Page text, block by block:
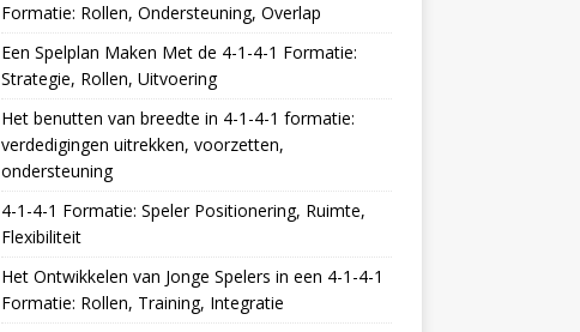
Formatie: Rollen, Ondersteuning, Overlap
Een Spelplan Maken Met de 4-1-4-1 Formatie:
Strategie, Rollen, Uitvoering
Het benutten van breedte in 4-1-4-1 formatie:
verdedigingen uitrekken, voorzetten,
ondersteuning
4-1-4-1 Formatie: Speler Positionering, Ruimte,
Flexibiliteit
Het Ontwikkelen van Jonge Spelers in een 4-1-4-1
Formatie: Rollen, Training, Integratie